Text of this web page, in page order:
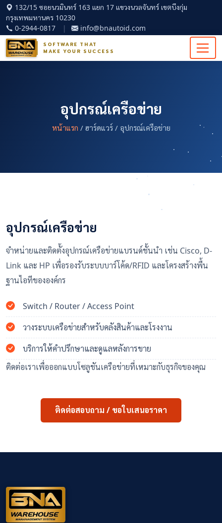
132/15 ซอยนวมินทร์ 163 แยก 17 แขวงนวลจันทร์ เขตบึงกุ่ม
กรุงเทพมหานคร 10230
0-2944-0817
| info@bnautoid.com
SOFTWARE THAT
MAKE YOUR SUCCESS
อุปกรณ์เครือข่าย
หน้าแรก / ฮาร์ดแวร์ / อุปกรณ์เครือข่าย
อุปกรณ์เครือข่าย
จำหน่ายและติดตั้งอุปกรณ์เครือข่ายแบรนด์ชั้นนำ เช่น Cisco, D-
Link และ HP เพื่อรองรับระบบบาร์โค้ด/RFID และโครงสร้างพื้น
ฐานไอทีขององค์กร
Switch / Router / Access Point
วางระบบเครือข่ายสำหรับคลังสินค้าและโรงงาน
บริการให้คำปรึกษาและดูแลหลังการขาย
ติดต่อเราเพื่อออกแบบโซลูชันเครือข่ายที่เหมาะกับธุรกิจของคุณ
ติดต่อสอบถาม / ขอใบเสนอราคา